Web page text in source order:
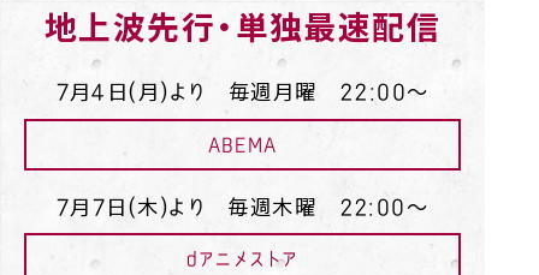
地上波先行・単独最速配信
7月4日(月)より 毎週月曜 22:00～
ABEMA
7月7日(木)より 毎週木曜 22:00～
dアニメストア